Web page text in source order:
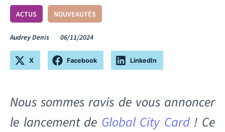
ACTUS NOUVEAUTÉS
Audrey Denis 06/11/2024
X Facebook LinkedIn
Nous sommes ravis de vous annoncer
le lancement de Global City Card! Ce